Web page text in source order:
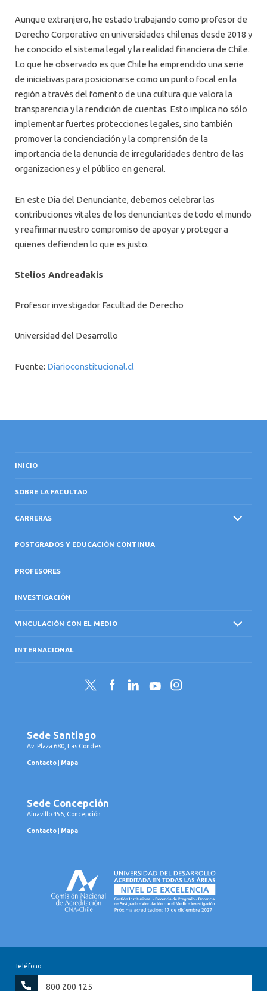
Aunque extranjero, he estado trabajando como profesor de
Derecho Corporativo en universidades chilenas desde 2018 y
he conocido el sistema legal y la realidad financiera de Chile.
Lo que he observado es que Chile ha emprendido una serie
de iniciativas para posicionarse como un punto focal en la
región a través del fomento de una cultura que valora la
transparencia y la rendición de cuentas. Esto implica no sólo
implementar fuertes protecciones legales, sino también
promover la concienciación y la comprensión de la
importancia de la denuncia de irregularidades dentro de las
organizaciones y el público en general.
En este Día del Denunciante, debemos celebrar las
contribuciones vitales de los denunciantes de todo el mundo
y reafirmar nuestro compromiso de apoyar y proteger a
quienes defienden lo que es justo.
Stelios Andreadakis
Profesor investigador Facultad de Derecho
Universidad del Desarrollo
Fuente: Diarioconstitucional.cl
INICIO
SOBRE LA FACULTAD
CARRERAS
POSTGRADOS Y EDUCACIÓN CONTINUA
PROFESORES
INVESTIGACIÓN
VINCULACIÓN CON EL MEDIO
INTERNACIONAL
Twitter FacebookLinkedInYouTubeInstagram
Sede Santiago
Av. Plaza 680, Las Condes
Contacto Mapa
Sede Concepción
Ainavillo 456, Concepción
Contacto Mapa
Teléfono:
800 200 125